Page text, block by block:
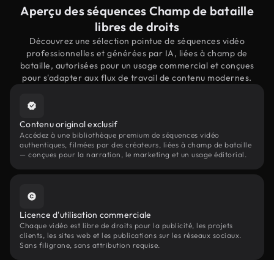
Aperçu des séquences Champ de bataille
libres de droits
Découvrez une sélection pointue de séquences vidéo
professionnelles et générées par IA, liées à champ de
bataille, autorisées pour un usage commercial et conçues
pour s'adapter aux flux de travail de contenu modernes.
Contenu original exclusif
Accédez à une bibliothèque premium de séquences vidéo
authentiques, filmées par des créateurs, liées à champ de bataille
— conçues pour la narration, le marketing et un usage éditorial.
Licence d'utilisation commerciale
Chaque vidéo est libre de droits pour la publicité, les projets
clients, les sites web et les publications sur les réseaux sociaux.
Sans filigrane, sans attribution requise.